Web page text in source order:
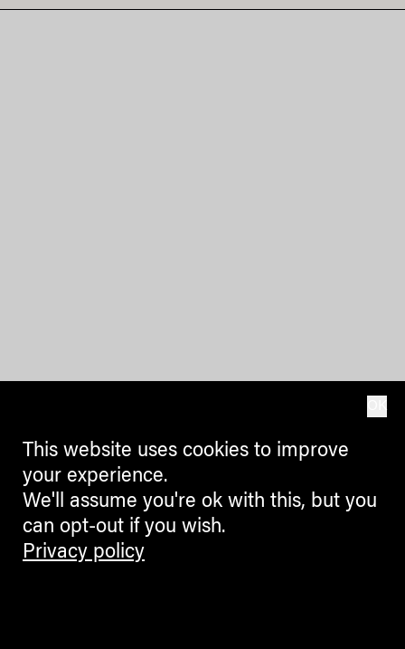
This website uses cookies to improve
your experience.
We'll assume you're ok with this, but you
can opt-out if you wish.
Privacy policy